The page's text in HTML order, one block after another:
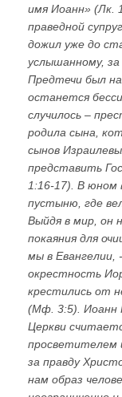
имя Иоанн» (Лк.
праведной
дожил уже до
услышанному,
Предтечи был
останется
случилось –
родила сына,
сынов
представить
1:16-17). В юном
пустыню, где
Выйдя в мир, он
покаяния для
мы в Евангелии,
окрестность
крестились от
(Мф. 3:5). Иоанн
Церкви
просветителем
за правду
нам образ